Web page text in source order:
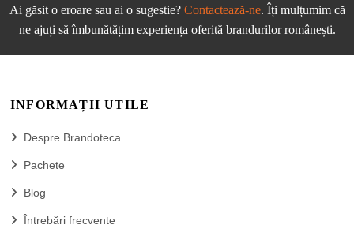
Ai găsit o eroare sau ai o sugestie? Contactează-ne. Îți mulțumim că
ne ajuți să îmbunătățim experiența oferită brandurilor românești.
INFORMAȚII UTILE
Despre Brandoteca
Pachete
Blog
Întrebări frecvente